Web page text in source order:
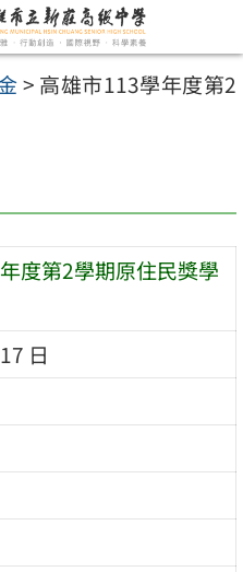
> 高雄市113學年度第2
度第2學期原住民獎學
日